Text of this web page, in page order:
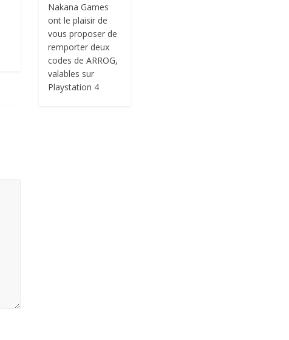
Nakana Games
ont le plaisir de
vous proposer de
remporter deux
codes de ARROG,
valables sur
Playstation 4